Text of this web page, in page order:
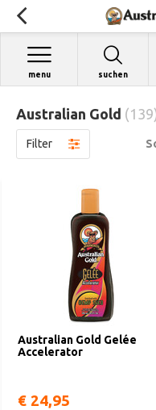
suchen
menu
Australian Gold
Filter
Australian Gold Gelée
Accelerator
€ 24,95